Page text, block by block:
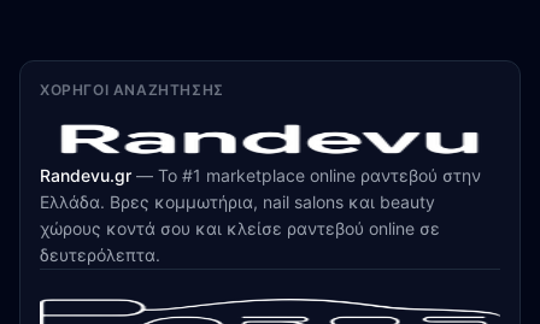
ΧΟΡΗΓΟΊ ΑΝΑΖΉΤΗΣΗΣ
Randevu.gr — Το #1 marketplace online ραντεβού στην
Ελλάδα. Βρες κομμωτήρια, nail salons και beauty
χώρους κοντά σου και κλείσε ραντεβού online σε
δευτερόλεπτα.